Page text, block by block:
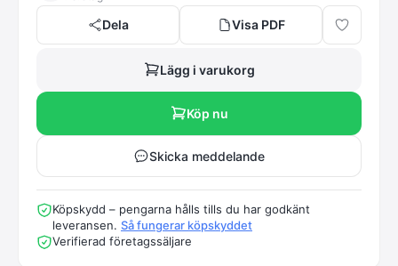
Dela Visa PDF
Lägg i varukorg
Köp nu
Skicka meddelande
Köpskydd – pengarna hålls tills du har godkänt
leveransen. Så fungerar köpskyddet
Verifierad företagssäljare